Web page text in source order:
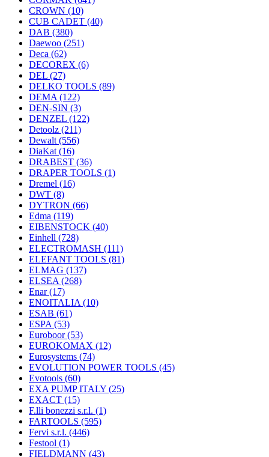
CROWN (10)
CUB CADET (40)
DAB (380)
Daewoo (251)
Deca (62)
DECOREX (6)
DEL (27)
DELKO TOOLS (89)
DEMA (122)
DEN-SIN (3)
DENZEL (122)
Detoolz (211)
Dewalt (556)
DiaKat (16)
DRABEST (36)
DRAPER TOOLS (1)
Dremel (16)
DWT (8)
DYTRON (66)
Edma (119)
EIBENSTOCK (40)
Einhell (728)
ELECTROMASH (111)
ELEFANT TOOLS (81)
ELMAG (137)
ELSEA (268)
Enar(17)
ENOITALIA (10)
ESAB (61)
ESPA (53)
Euroboor(53)
EUROKOMAX (12)
Eurosystems (74)
EVOLUTION POWER TOOLS (45)
Evotools (60)
EXA PUMP ITALY (25)
EXACT (15)
F.lli bonezzi s.r.l. (1)
FARTOOLS (595)
Fervi s.r.l. (446)
Festool (1)
FIELDMANN (43)